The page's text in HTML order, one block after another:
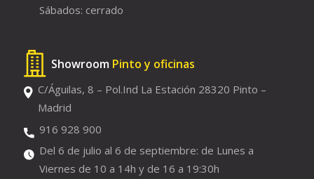
Sábados: cerrado
Showroom Pinto y oficinas
C/Águilas, 8 – Pol.Ind La Estación 28320 Pinto –
Madrid
916 928 900
Del 6 de julio al 6 de septiembre: de Lunes a
Viernes de 10 a 14h y de 16 a 19:30h